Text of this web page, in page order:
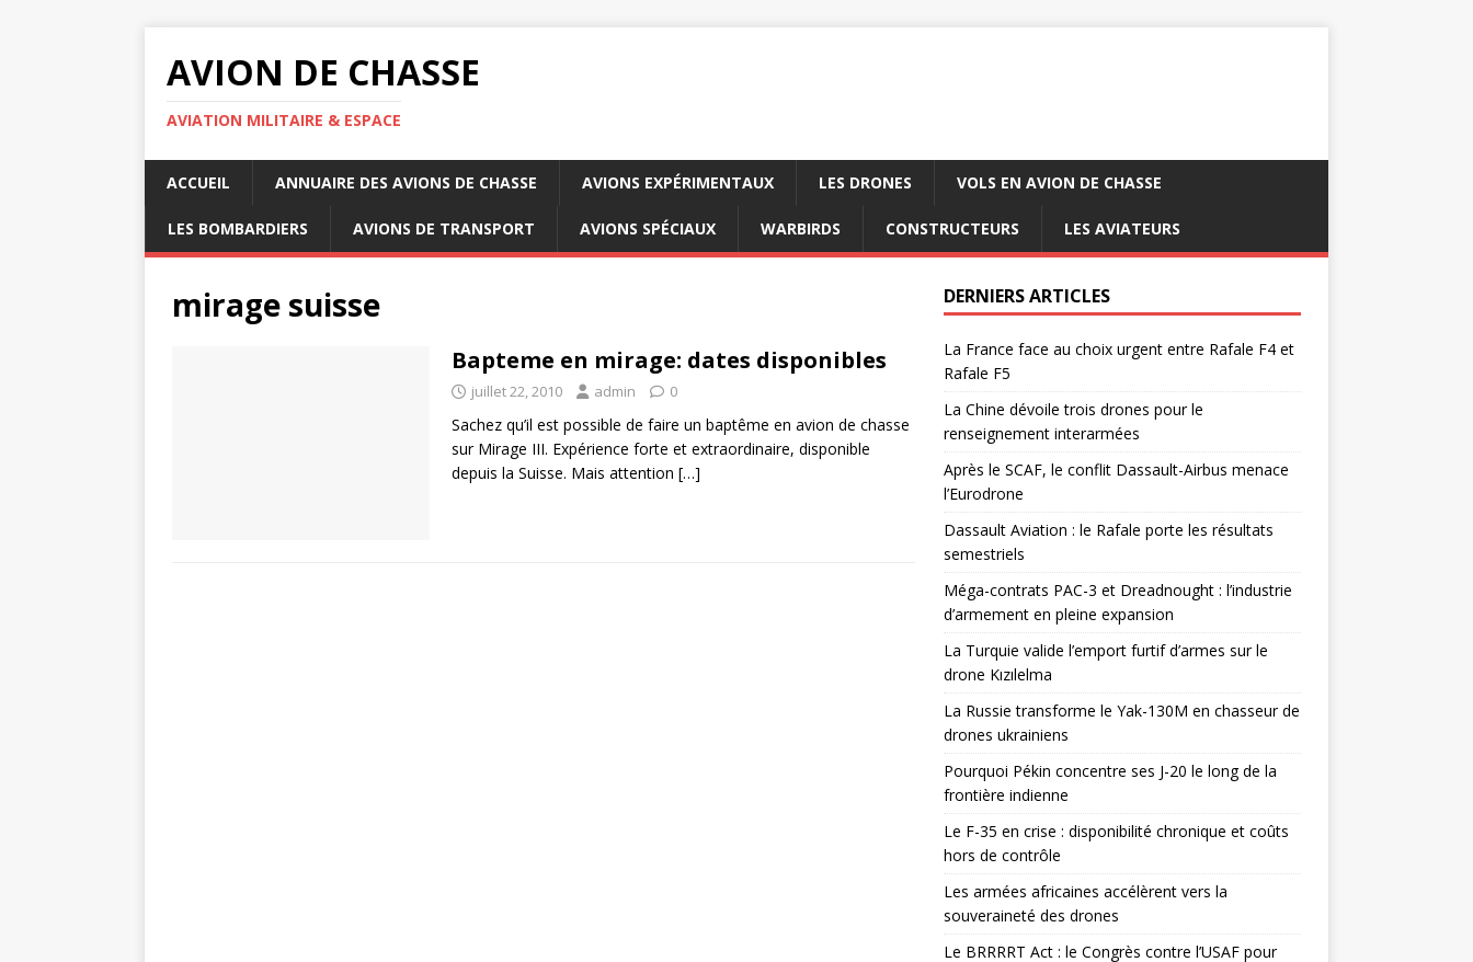
AVION DE CHASSE
AVIATION MILITAIRE & ESPACE
ACCUEIL ANNUAIRE DES AVIONS DE CHASSE AVIONS EXPÉRIMENTAUX LES DRONES VOLS EN AVION DE CHASSE
LES BOMBARDIERS AVIONS DE TRANSPORT AVIONS SPÉCIAUX WARBIRDS CONSTRUCTEURS LES AVIATEURS
mirage suisse
Bapteme en mirage: dates disponibles
juillet 22, 2010 admin 0
Sachez qu’il est possible de faire un baptême en avion de chasse
sur Mirage III. Expérience forte et extraordinaire, disponible
depuis la Suisse. Mais attention […]
DERNIERS ARTICLES
La France face au choix urgent entre Rafale F4 et
Rafale F5
La Chine dévoile trois drones pour le
renseignement interarmées
Après le SCAF, le conflit Dassault-Airbus menace
l’Eurodrone
Dassault Aviation : le Rafale porte les résultats
semestriels
Méga-contrats PAC-3 et Dreadnought : l’industrie
d’armement en pleine expansion
La Turquie valide l’emport furtif d’armes sur le
drone Kızılelma
La Russie transforme le Yak-130M en chasseur de
drones ukrainiens
Pourquoi Pékin concentre ses J-20 le long de la
frontière indienne
Le F-35 en crise : disponibilité chronique et coûts
hors de contrôle
Les armées africaines accélèrent vers la
souveraineté des drones
Le BRRRRT Act : le Congrès contre l’USAF pour